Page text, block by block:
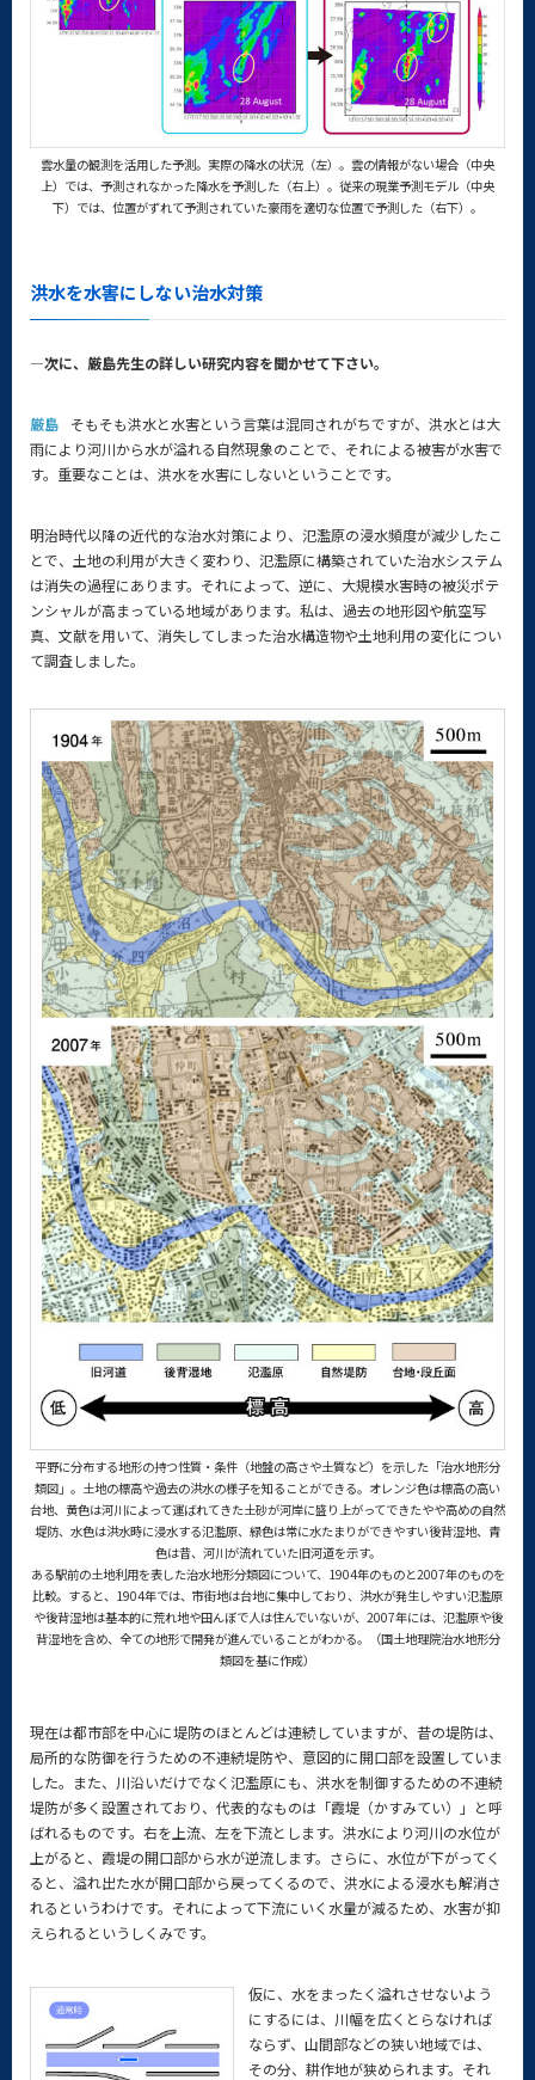
雲水量の観測を活用した予測。実際の降水の状況（左）。雲の情報がない場合（中央
上）では、予測されなかった降水を予測した（右上）。従来の現業予測モデル（中央
下）では、位置がずれて予測されていた豪雨を適切な位置で予測した（右下）。
洪水を水害にしない治水対策
—次に、厳島先生の詳しい研究内容を聞かせて下さい。
厳島
そもそも洪水と水害という言葉は混同されがちですが、洪水とは大
雨により河川から水が溢れる自然現象のことで、それによる被害が水害で
す。重要なことは、洪水を水害にしないということです。
明治時代以降の近代的な治水対策により、氾濫原の浸水頻度が減少したこ
とで、土地の利用が大きく変わり、氾濫原に構築されていた治水システム
は消失の過程にあります。それによって、逆に、大規模水害時の被災ポテ
ンシャルが高まっている地域があります。私は、過去の地形図や航空写
真、文献を用いて、消失してしまった治水構造物や土地利用の変化につい
て調査しました。
平野に分布する地形の持つ性質・条件（地盤の高さや土質など）を示した「治水地形分
類図」。土地の標高や過去の洪水の様子を知ることができる。オレンジ色は標高の高い
台地、黄色は河川によって運ばれてきた土砂が河岸に盛り上がってできたやや高めの自然
堤防、水色は洪水時に浸水する氾濫原、緑色は常に水たまりができやすい後背湿地、青
色は昔、河川が流れていた旧河道を示す。
ある駅前の土地利用を表した治水地形分類図について、1904年のものと2007年のものを
比較。すると、1904年では、市街地は台地に集中しており、洪水が発生しやすい氾濫原
や後背湿地は基本的に荒れ地や田んぼで人は住んでいないが、2007年には、氾濫原や後
背湿地を含め、全ての地形で開発が進んでいることがわかる。（国土地理院治水地形分
類図を基に作成）
現在は都市部を中心に堤防のほとんどは連続していますが、昔の堤防は、
局所的な防御を行うための不連続堤防や、意図的に開口部を設置していま
した。また、川沿いだけでなく氾濫原にも、洪水を制御するための不連続
堤防が多く設置されており、代表的なものは「霞堤（かすみてい）」と呼
ばれるものです。右を上流、左を下流とします。洪水により河川の水位が
上がると、霞堤の開口部から水が逆流します。さらに、水位が下がってく
ると、溢れ出た水が開口部から戻ってくるので、洪水による浸水も解消さ
れるというわけです。それによって下流にいく水量が減るため、水害が抑
えられるというしくみです。
仮に、水をまったく溢れさせないよう
にするには、川幅を広くとらなければ
ならず、山間部などの狭い地域では、
その分、耕作地が狭められます。それ